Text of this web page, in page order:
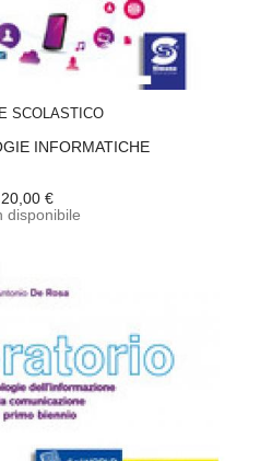
SCOLASTICO
INFORMATICHE
20,00 €
disponibile